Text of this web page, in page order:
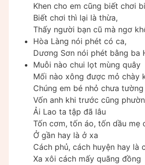
Khen cho em cũng biết chơi
Biết chơi thì lại là thừa,
Thấy người bạn cũ mà ngơ
Hòa Làng nói phét có ca,
Dương Sơn nói phét bằng ba
Muỗi nào chui lọt mùng quây
Mối nào xông được mỏ chày
Chúng em bé nhỏ chưa tường
Vốn anh khi trước cũng
Ải Lao ta tập đã lâu
Tốn cơm, tốn áo, tốn dầu mẹ
Ở gần hay là ở xa
Cách phủ, cách huyện hay là
Xa xôi cách mấy quãng đồng